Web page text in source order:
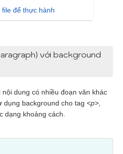
file để thực hành
với background
dung có nhiều đoạn văn khác
dụng background cho tag <p>
dạng khoảng cách.